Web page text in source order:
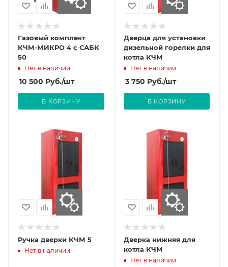
Газовый комплект
КЧМ-МИКРО 4 с САБК
50
Нет в наличии
10 500 Руб./шт
В КОРЗИНУ
Дверца для установки
дизельной горелки для
котла КЧМ
Нет в наличии
3 750 Руб./шт
В КОРЗИНУ
Ручка дверки КЧМ 5
Нет в наличии
Дверка нижняя для
котла КЧМ
Нет в наличии